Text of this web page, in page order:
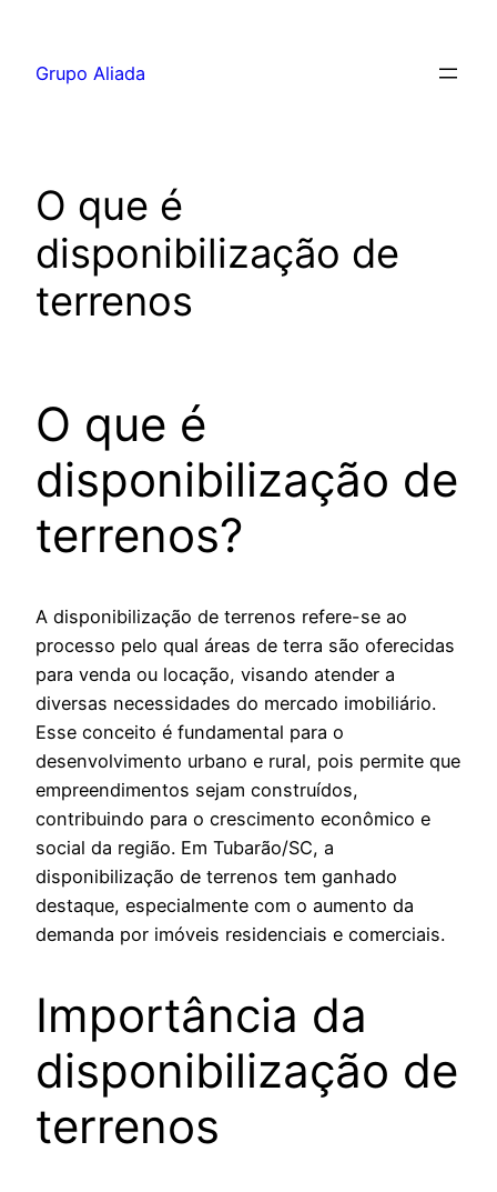
Grupo Aliada
O que é
disponibilização de
terrenos
O que é
disponibilização de
terrenos?
A disponibilização de terrenos refere-se ao
processo pelo qual áreas de terra são oferecidas
para venda ou locação, visando atender a
diversas necessidades do mercado imobiliário.
Esse conceito é fundamental para o
desenvolvimento urbano e rural, pois permite que
empreendimentos sejam construídos,
contribuindo para o crescimento econômico e
social da região. Em Tubarão/SC, a
disponibilização de terrenos tem ganhado
destaque, especialmente com o aumento da
demanda por imóveis residenciais e comerciais.
Importância da
disponibilização de
terrenos